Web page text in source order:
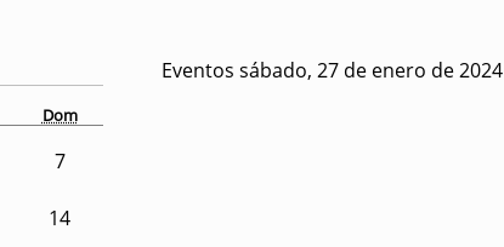
Dom
7
14
Eventos sábado, 27 de enero de 2024